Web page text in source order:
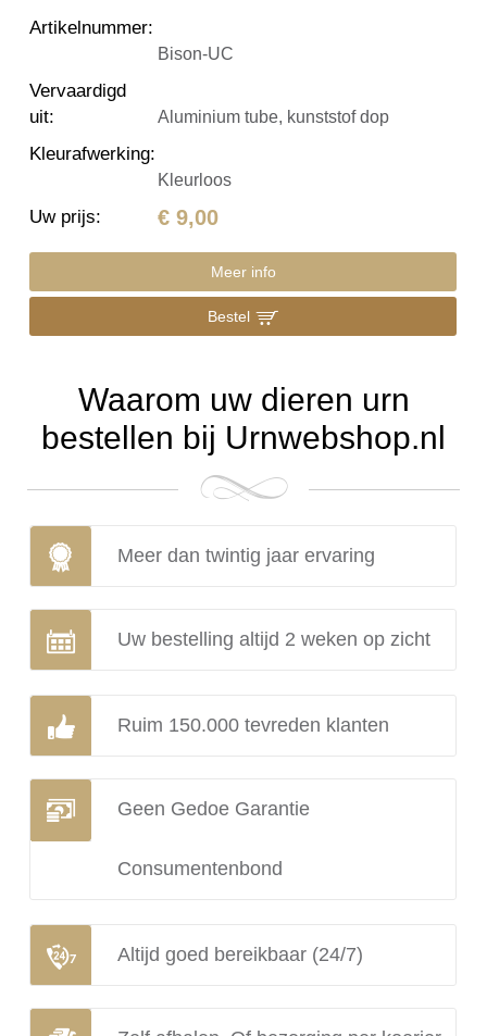
Artikelnummer:
Bison-UC
Vervaardigd
uit: Aluminium tube, kunststof dop
Kleurafwerking:
Kleurloos
Uw prijs: € 9,00
Meer info
Bestel
Waarom uw dieren urn
bestellen bij Urnwebshop.nl
Meer dan twintig jaar ervaring
Uw bestelling altijd 2 weken op zicht
Ruim 150.000 tevreden klanten
Geen Gedoe Garantie
Consumentenbond
Altijd goed bereikbaar (24/7)